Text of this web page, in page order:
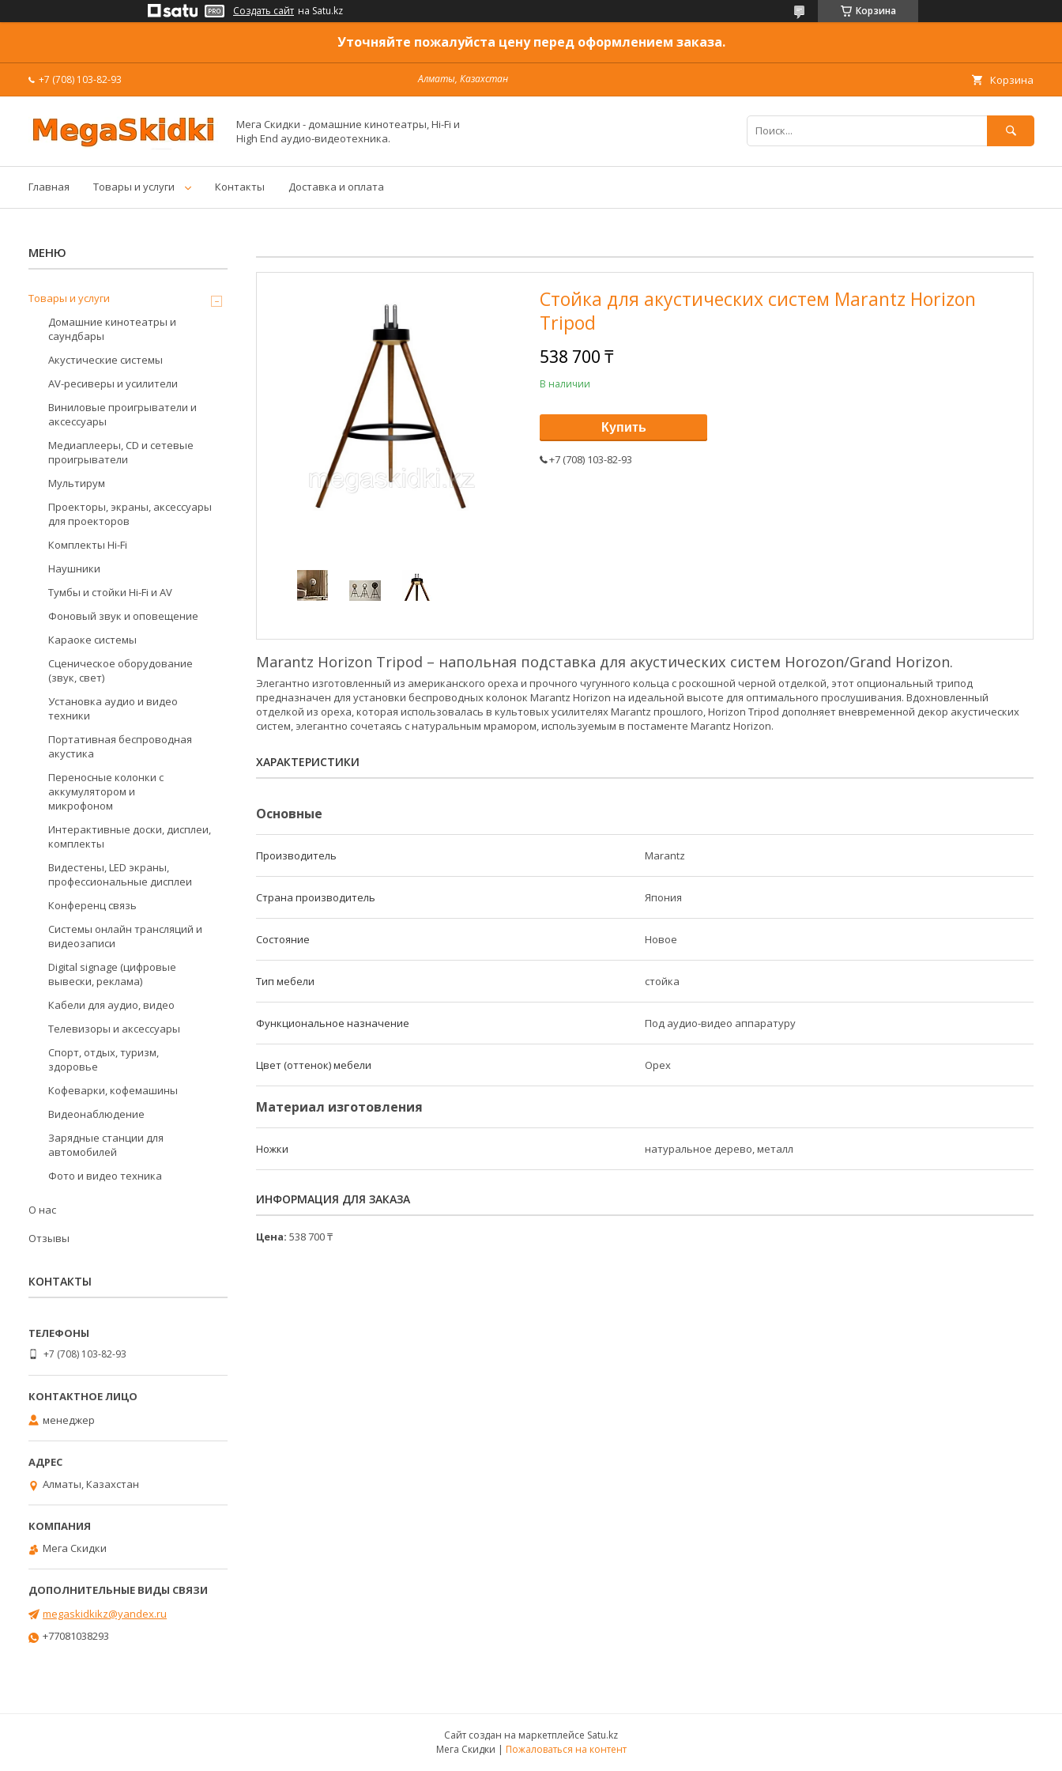
Создать сайт на Satu.kz Корзина
Уточняйте пожалуйста цену перед оформлением заказа.
+7 (708) 103-82-93 Алматы, Казахстан Корзина
Мега Скидки - домашние кинотеатры, Hi-Fi и
High End аудио-видеотехника.
Главная Товары и услуги Контакты Доставка и оплата
Стойка для акустических систем Marantz Horizon
Tripod
538 700 ₸
В наличии
Купить
+7 (708) 103-82-93
Marantz Horizon Tripod – напольная подставка для акустических систем Horozon/Grand Horizon.
Элегантно изготовленный из американского ореха и прочного чугунного кольца с роскошной черной отделкой, этот опциональный трипод
предназначен для установки беспроводных колонок Marantz Horizon на идеальной высоте для оптимального прослушивания. Вдохновленный
отделкой из ореха, которая использовалась в культовых усилителях Marantz прошлого, Horizon Tripod дополняет вневременной декор акустических
систем, элегантно сочетаясь с натуральным мрамором, используемым в постаменте Marantz Horizon.
ХАРАКТЕРИСТИКИ
Основные
Производитель Marantz
Страна производитель Япония
Состояние Новое
Тип мебели стойка
Функциональное назначение Под аудио-видео аппаратуру
Цвет (оттенок) мебели Орех
Материал изготовления
Ножки натуральное дерево, металл
ИНФОРМАЦИЯ ДЛЯ ЗАКАЗА
Цена: 538 700 ₸
Товары и услуги
Домашние кинотеатры и
саундбары
Акустические системы
AV-ресиверы и усилители
Виниловые проигрыватели и
аксессуары
Медиаплееры, CD и сетевые
проигрыватели
Мультирум
Проекторы, экраны, аксессуары
для проекторов
Комплекты Hi-Fi
Наушники
Тумбы и стойки Hi-Fi и AV
Фоновый звук и оповещение
Караоке системы
Сценическое оборудование
(звук, свет)
Установка аудио и видео
техники
Портативная беспроводная
акустика
Переносные колонки с
аккумулятором и
микрофоном
Интерактивные доски, дисплеи,
комплекты
Видестены, LED экраны,
профессиональные дисплеи
Конференц связь
Системы онлайн трансляций и
видеозаписи
Digital signage (цифровые
вывески, реклама)
Кабели для аудио, видео
Телевизоры и аксессуары
Спорт, отдых, туризм,
здоровье
Кофеварки, кофемашины
Видеонаблюдение
Зарядные станции для
автомобилей
Фото и видео техника
О нас
Отзывы
КОНТАКТЫ
+7 (708) 103-82-93
менеджер
Алматы, Казахстан
Мега Скидки
megaskidkikz@yandex.ru
+77081038293
Сайт создан на маркетплейсе Satu.kz
Мега Скидки | Пожаловаться на контент